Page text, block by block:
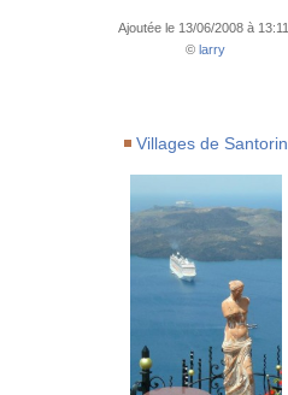
Ajoutée le 13/06/2008 à 13:11
©larry
Villages de Santorin